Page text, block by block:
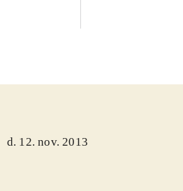
d. 12. nov. 2013